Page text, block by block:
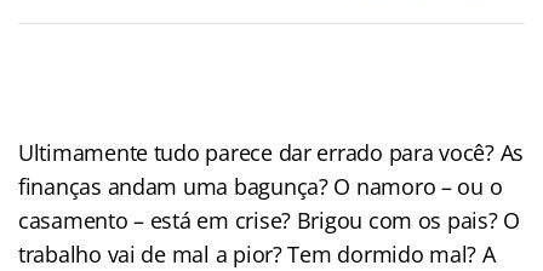
Ultimamente tudo parece dar errado para você? As
finanças andam uma bagunça? O namoro – ou o
casamento – está em crise? Brigou com os pais? O
trabalho vai de mal a pior? Tem dormido mal? A